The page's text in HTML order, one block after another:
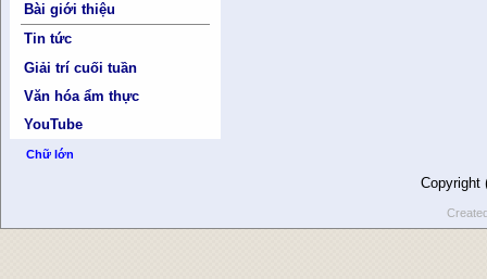
Bài giới thiệu
Tin tức
Giải trí cuối tuần
Văn hóa ẩm thực
YouTube
Chữ lớn
Copyright